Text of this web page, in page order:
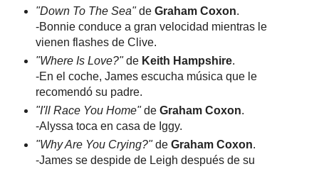
"Down To The Sea"de Graham Coxon.
-Bonnie conduce a gran velocidad mientras le
vienen flashes de Clive.
"Where Is Love?"de Keith Hampshire.
-En el coche, James escucha música que le
recomendó su padre.
"I'll Race You Home"de Graham Coxon.
-Alyssa toca en casa de Iggy.
"Why Are You Crying?"de Graham Coxon.
-James se despide de Leigh después de su